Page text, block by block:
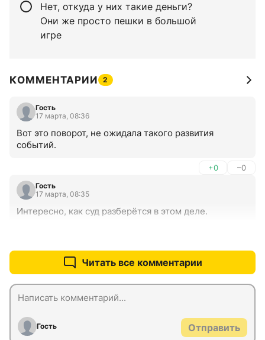
Нет, откуда у них такие деньги?
Они же просто пешки в большой
игре
КОММЕНТАРИИ 2
Гость
17 марта, 08:36
Вот это поворот, не ожидала такого развития
событий.
+0 –0
Гость
17 марта, 08:35
Интересно, как суд разберётся в этом деле.
Читать все комментарии
Гость Отправить